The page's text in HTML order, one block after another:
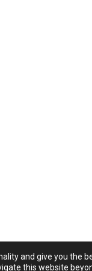
and give you the
this website